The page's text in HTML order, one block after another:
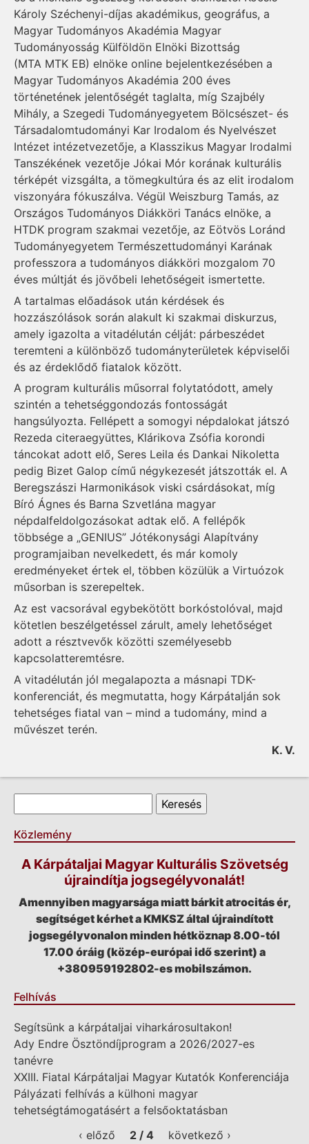
Károly Széchenyi-díjas akadémikus, geográfus, a
Magyar Tudományos Akadémia Magyar
Tudományosság Külföldön Elnöki Bizottság
(MTA MTK EB) elnöke online bejelentkezésében a
Magyar Tudományos Akadémia 200 éves
történetének jelentőségét taglalta, míg Szajbély
Mihály, a Szegedi Tudományegyetem Bölcsészet- és
Társadalomtudományi Kar Irodalom és Nyelvészet
Intézet intézetvezetője, a Klasszikus Magyar Irodalmi
Tanszékének vezetője Jókai Mór korának kulturális
térképét vizsgálta, a tömegkultúra és az elit irodalom
viszonyára fókuszálva. Végül Weiszburg Tamás, az
Országos Tudományos Diákköri Tanács elnöke, a
HTDK program szakmai vezetője, az Eötvös Loránd
Tudományegyetem Természettudományi Karának
professzora a tudományos diákköri mozgalom 70
éves múltját és jövőbeli lehetőségeit ismertette.
A tartalmas előadások után kérdések és
hozzászólások során alakult ki szakmai diskurzus,
amely igazolta a vitadélután célját: párbeszédet
teremteni a különböző tudományterületek képviselői
és az érdeklődő fiatalok között.
A program kulturális műsorral folytatódott, amely
szintén a tehetséggondozás fontosságát
hangsúlyozta. Fellépett a somogyi népdalokat játszó
Rezeda citeraegyüttes, Klárikova Zsófia korondi
táncokat adott elő, Seres Leila és Dankai Nikoletta
pedig Bizet Galop című négykezesét játszották el. A
Beregszászi Harmonikások viski csárdásokat, míg
Bíró Ágnes és Barna Szvetlána magyar
népdalfeldolgozásokat adtak elő. A fellépők
többsége a „GENIUS” Jótékonysági Alapítvány
programjaiban nevelkedett, és már komoly
eredményeket értek el, többen közülük a Virtuózok
műsorban is szerepeltek.
Az est vacsorával egybekötött borkóstolóval, majd
kötetlen beszélgetéssel zárult, amely lehetőséget
adott a résztvevők közötti személyesebb
kapcsolatteremtésre.
A vitadélután jól megalapozta a másnapi TDK-
konferenciát, és megmutatta, hogy Kárpátalján sok
tehetséges fiatal van – mind a tudomány, mind a
művészet terén.
K. V.
Keresés űrlap
Keresés
Közlemény
A Kárpátaljai Magyar Kulturális Szövetség
újraindítja jogsegélyvonalát!
Amennyiben magyarsága miatt bárkit atrocitás ér,
segítséget kérhet a KMKSZ által újraindított
jogsegélyvonalon minden hétköznap 8.00-tól
17.00 óráig (közép-európai idő szerint) a
+380959192802-es mobilszámon.
Felhívás
Segítsünk a kárpátaljai viharkárosultakon!
Ady Endre Ösztöndíjprogram a 2026/2027-es
tanévre
XXIII. Fiatal Kárpátaljai Magyar Kutatók Konferenciája
Pályázati felhívás a külhoni magyar
tehetségtámogatásért a felsőoktatásban
‹ előző
2 / 4 következő ›